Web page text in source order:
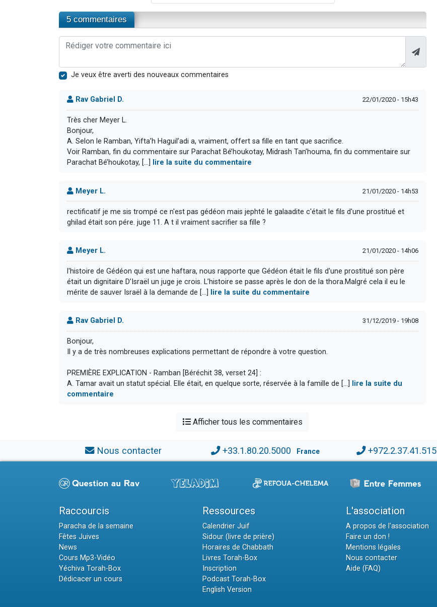
5 commentaires
Je veux être averti des nouveaux commentaires
Rav Gabriel D. 22/01/2020 - 15h43
Très cher Meyer L.
Bonjour,
A. Selon le Ramban, Yifta’h Haguil’adi a, vraiment, offert sa fille en tant que sacrifice.
Voir Ramban, fin du commentaire sur Parachat Bé’houkotay, Midrash Tan’houma, fin du commentaire sur
Parachat Bé’houkotay, [...]
lire la suite du commentaire
Meyer L. 21/01/2020 - 14h53
rectificatif je me sis trompé ce n'est pas gédéon mais jephté le galaadite c'était le fils d'une prostitué et
ghilad était son pére. juge 11. A t il vraiment sacrifier sa fille ?
Meyer L. 21/01/2020 - 14h06
l'histoire de Gédéon qui est une haftara, nous rapporte que Gédéon était le fils d'une prostitué son père
était un dignitaire D’Israël un juge je crois. L’histoire se passe après le don de la thora.Malgré cela il eu le
mérite de sauver Israël à la demande de [...]
lire la suite du commentaire
Rav Gabriel D. 31/12/2019 - 19h08
Bonjour,
Il y a de très nombreuses explications permettant de répondre à votre question.
PREMIÈRE EXPLICATION - Ramban [Béréchit 38, verset 24] :
A. Tamar avait un statut spécial. Elle était, en quelque sorte, réservée à la famille de [...] lire la suite du
commentaire
Afficher tous les commentaires
Nous contacter +33.1.80.20.5000 France +972.2.37.41.515
Raccourcis
Paracha de la semaine
Fêtes Juives
News
Cours Mp3-Vidéo
Yéchiva Torah-Box
Dédicacer un cours
Ressources
Calendrier Juif
Sidour (livre de prière)
Horaires de Chabbath
Livres Torah-Box
Inscription
Podcast Torah-Box
English Version
L'association
A propos de l'association
Faire un don !
Mentions légales
Nous contacter
Aide (FAQ)